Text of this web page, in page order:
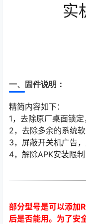
实
一、固件说明：
精简内容如下：
1，去除原厂桌面锁定
2，去除多余的系统
3，屏蔽开关机广告
4，解除APK安装限
部分型号是可以添加
后是否能用。为了安